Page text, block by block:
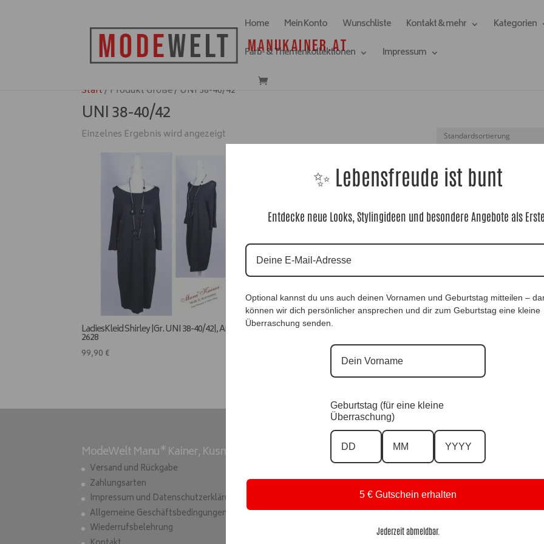
Home Mein Konto Wunschliste Kontakt & mehr Kategorien
Farb- & Themenkollektionen
Impressum
Start/ Produkt Größe / UNI 38-40/42
UNI 38-40/42
Einzelnes Ergebnis wird angezeigt
LadiesKleid Shirley |Gr. UNI 38-40/42|, Anr.:
2628
99,90 €
ModeWelt Manu* Kainer, Kusmanekstrasse 22, 8280 Fürstenfeld
Versand und Rückgabe
Zahlungsarten
Impressum und Datenschutzerklärung
Allgemeine Geschäftsbedingungen
Wiederrufsbelehrung
nach:
✨ Lebensfreude ist bunt
Entdecke neue Looks, Stylingideen und besondere Angebote als Erste.
Optional kannst du uns auch deinen Vornamen und Geburtstag mitteilen –
können wir dich persönlicher ansprechen und dir zum Geburtstag eine kleine
Überraschung senden.
Geburtstag (für eine kleine
Überraschung)
5 € Gutschein erhalten
Jederzeit abmeldbar.